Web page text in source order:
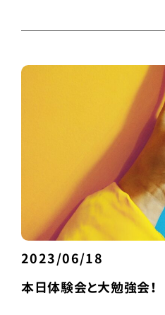
2023/06/18
本日体験会と大勉強会！